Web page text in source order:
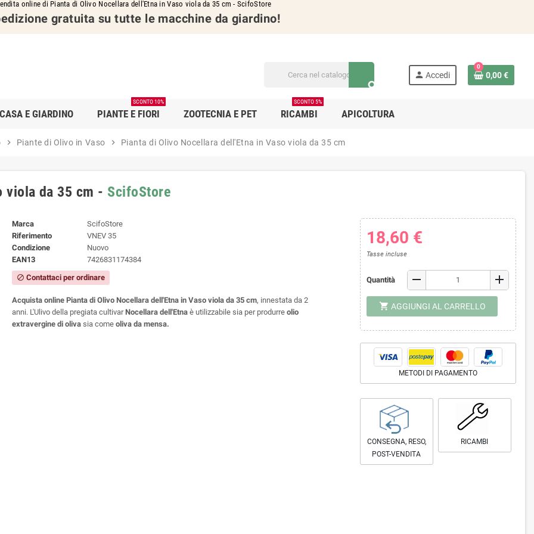
online di Pianta di Olivo Nocellara dell'Etna in Vaso viola da 35 cm - ScifoStore
gratuita su tutte le macchine da giardino!
search
person Accedi
0
0,00 €
CASA E GIARDINO PIANTE E FIORI
SCONTO 10%
ZOOTECNIA E PET RICAMBI
SCONTO 5%
APICOLTURA
chevron_right Piante di Olivo in Vaso chevron_right Pianta di Olivo Nocellara dell'Etna in Vaso viola da 35 cm
viola da 35 cm - ScifoStore
Marca
ScifoStore
Riferimento
VNEV 35
Condizione
Nuovo
EAN13
7426831174384
block Contattaci per ordinare
Acquista online Pianta di Olivo Nocellara dell'Etna in Vaso viola da 35 cm, innestata da 2
anni. L'Ulivo della pregiata cultivarNocellara dell'Etna è utilizzabile sia per produrre olio
extravergine di oliva sia come oliva da mensa.
18,60 €
Tasse incluse
Quantità remove add
shopping_cart AGGIUNGI AL CARRELLO
METODI DI PAGAMENTO
CONSEGNA, RESO,
POST-VENDITA
RICAMBI